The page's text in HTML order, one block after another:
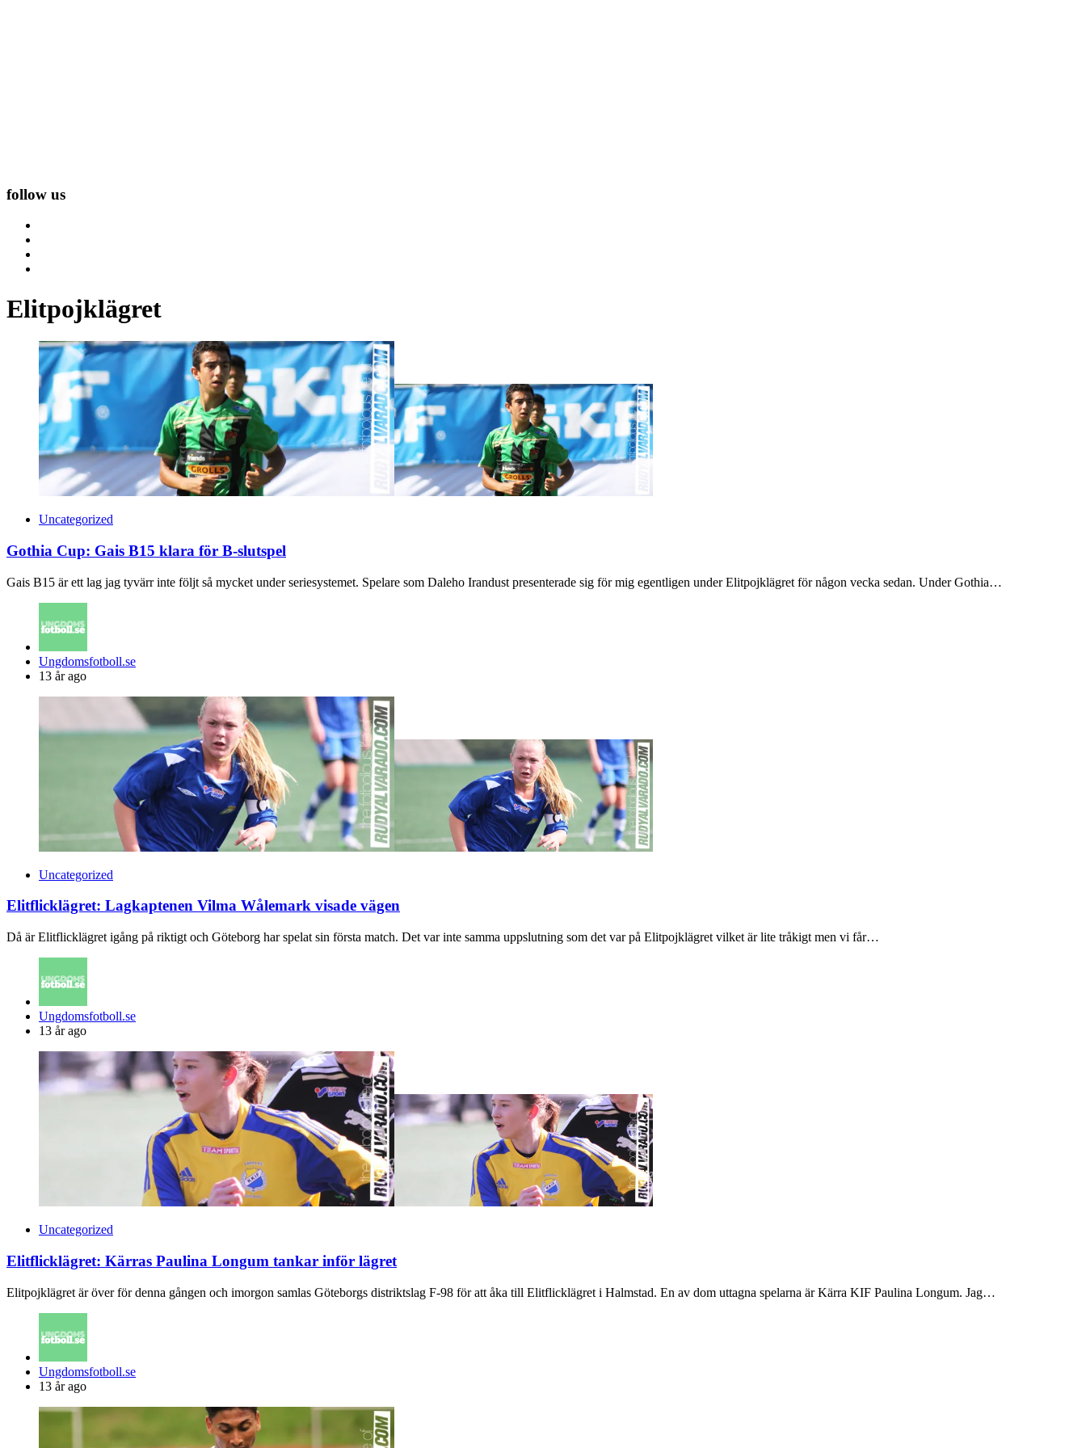
follow us
Elitpojklägret
Uncategorized
Gothia Cup: Gais B15 klara för B-slutspel
Gais B15 är ett lag jag tyvärr inte följt så mycket under seriesystemet. Spelare som Daleho Irandust presenterade sig för mig egentligen under Elitpojklägret för någon vecka sedan. Under Gothia…
Posted
by
Ungdomsfotboll.se
13 år ago
Uncategorized
Elitflicklägret: Lagkaptenen Vilma Wålemark visade vägen
Då är Elitflicklägret igång på riktigt och Göteborg har spelat sin första match. Det var inte samma uppslutning som det var på Elitpojklägret vilket är lite tråkigt men vi får…
Posted
by
Ungdomsfotboll.se
13 år ago
Uncategorized
Elitflicklägret: Kärras Paulina Longum tankar inför lägret
Elitpojklägret är över för denna gången och imorgon samlas Göteborgs distriktslag F-98 för att åka till Elitflicklägret i Halmstad. En av dom uttagna spelarna är Kärra KIF Paulina Longum. Jag…
Posted
by
Ungdomsfotboll.se
13 år ago